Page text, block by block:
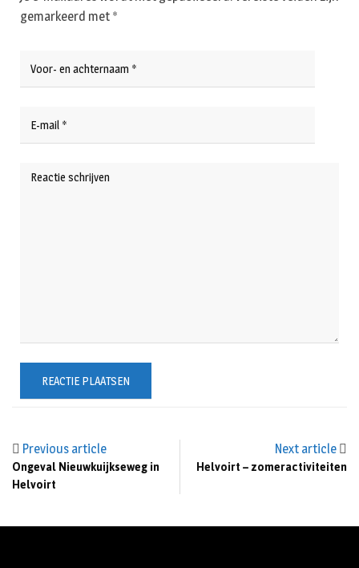
Previous article
Ongeval Nieuwkuijkseweg in
Helvoirt
Next article
Helvoirt – zomeractiviteiten
gemarkeerd met *